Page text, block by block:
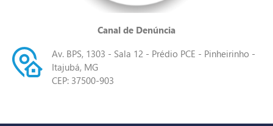
Canal de Denúncia
Av. BPS, 1303 - Sala 12 - Prédio PCE - Pinheirinho -
Itajubá, MG
CEP: 37500-903